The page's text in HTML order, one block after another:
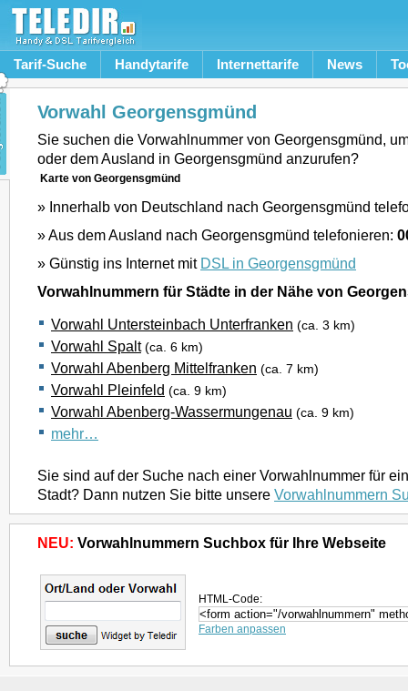
Tarif-Suche Handytarife Internettarife News
Vorwahl Georgensgmünd
Sie suchen die Vorwahlnummer von Georgensgmünd,
oder dem Ausland in Georgensgmünd anzurufen?
Karte von Georgensgmünd
» Innerhalb von Deutschland nach Georgensgmünd
» Aus dem Ausland nach Georgensgmünd telefonieren:
» Günstig ins Internet mit DSL in Georgensgmünd
Vorwahlnummern für Städte in der Nähe von
Vorwahl Untersteinbach Unterfranken (ca. 3 km)
Vorwahl Spalt (ca. 6 km)
Vorwahl Abenberg Mittelfranken (ca. 7 km)
Vorwahl Pleinfeld (ca. 9 km)
Vorwahl Abenberg-Wassermungenau (ca. 9 km)
mehr…
Sie sind auf der Suche nach einer Vorwahlnummer für
Stadt? Dann nutzen Sie bitte unsere Vorwahlnummern
NEU: Vorwahlnummern Suchbox für Ihre Webseite
HTML-Code:
Farben anpassen